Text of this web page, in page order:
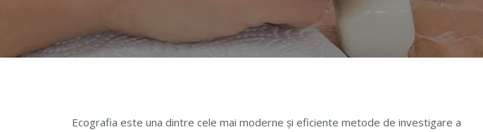
Ecografia este una dintre cele mai moderne și eficiente metode de investigare a